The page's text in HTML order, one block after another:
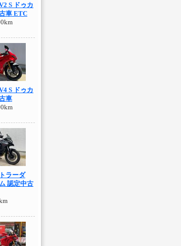
S ドゥカ
車 ETC
S ドゥカ
車
ラーダ
認定中古